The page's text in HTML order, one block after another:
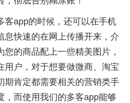
客app的时候，还可以在手机
息快速的在网上传播开来，介
的商品配上一些精美图片，
用户，对于想要做微商、淘宝
期肯定都需要相关的营销类手
，而使用我们的多客app能够